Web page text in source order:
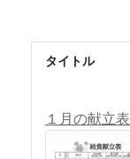
タイトル
１月の献立表